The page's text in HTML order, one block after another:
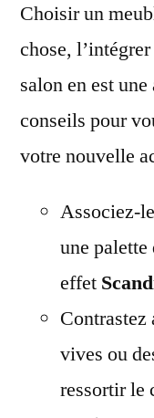
Choisir un
chose,
salon en est
conseils pour
votre nouvelle
Associez-
une
effet
Contrastez
vives ou
ressortir le